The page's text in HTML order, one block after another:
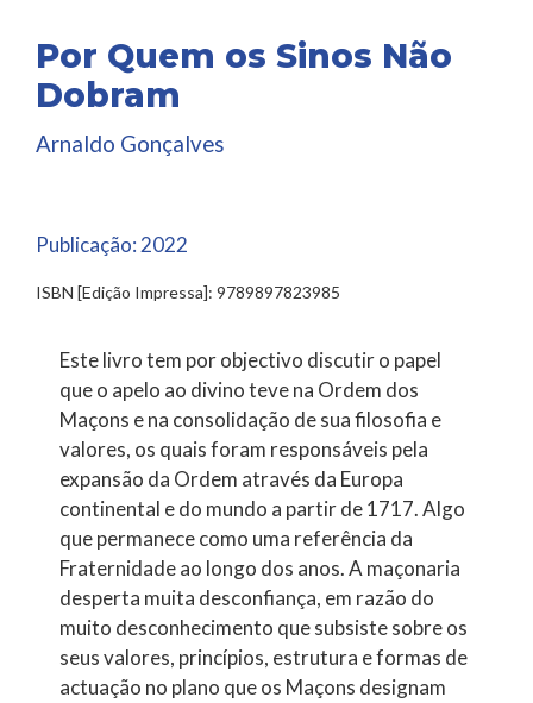
Por Quem os Sinos Não
Dobram
Arnaldo Gonçalves
Publicação:2022
ISBN [Edição Impressa]: 9789897823985
Este livro tem por objectivo discutir o papel
que o apelo ao divino teve na Ordem dos
Maçons e na consolidação de sua filosofia e
valores, os quais foram responsáveis pela
expansão da Ordem através da Europa
continental e do mundo a partir de 1717. Algo
que permanece como uma referência da
Fraternidade ao longo dos anos. A maçonaria
desperta muita desconfiança, em razão do
muito desconhecimento que subsiste sobre os
seus valores, princípios, estrutura e formas de
actuação no plano que os Maçons designam